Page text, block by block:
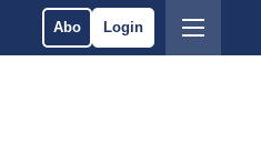
Abo Login